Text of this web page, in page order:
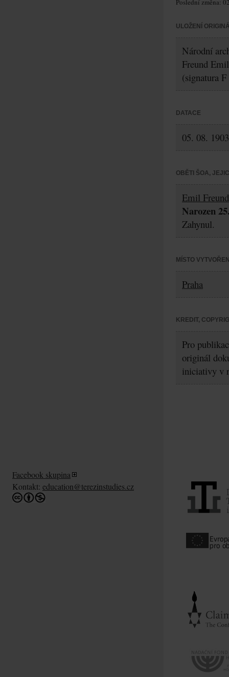
Poslední změna:
ULOŽENÍ
Národní
Freund Emil
(signatura
DATACE
05. 08. 1903
OBĚTI ŠOA,
Emil Freund
Narozen
Zahynul.
MÍSTO
Praha
KREDIT,
Pro
originál
iniciativy v
Facebook skupina
Kontakt: education@terezinstudies.cz